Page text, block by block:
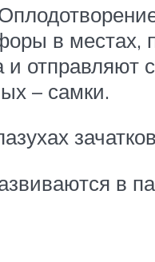
в
и
– самки.
в